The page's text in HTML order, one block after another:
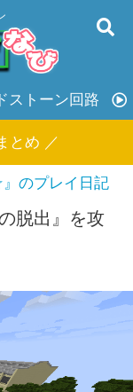
ストーン回路
とめ ／
』のプレイ日記
脱出』を攻